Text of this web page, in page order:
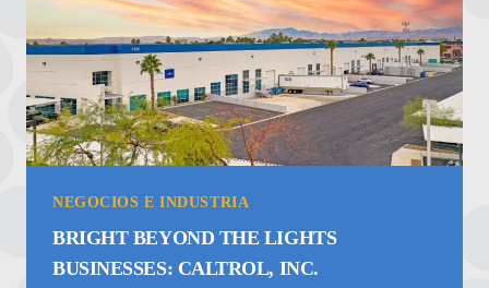
NEGOCIOS E INDUSTRIA
BRIGHT BEYOND THE LIGHTS
BUSINESSES: CALTROL, INC.